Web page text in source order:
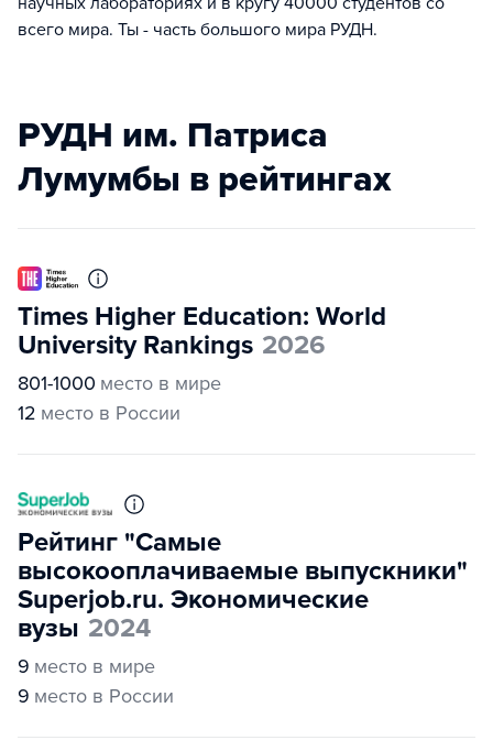
всего мира. Ты - часть большого мира РУДН.
РУДН им. Патриса
Лумумбы в рейтингах
Times Higher Education: World
University Rankings 2026
801-1000 место в мире
12 место в России
Рейтинг "Самые
высокооплачиваемые выпускники"
Superjob.ru. Экономические
вузы 2024
9 место в мире
9 место в России